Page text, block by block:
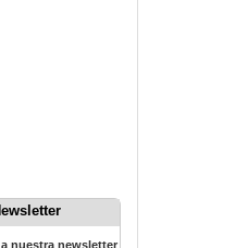
nuestra newsletter